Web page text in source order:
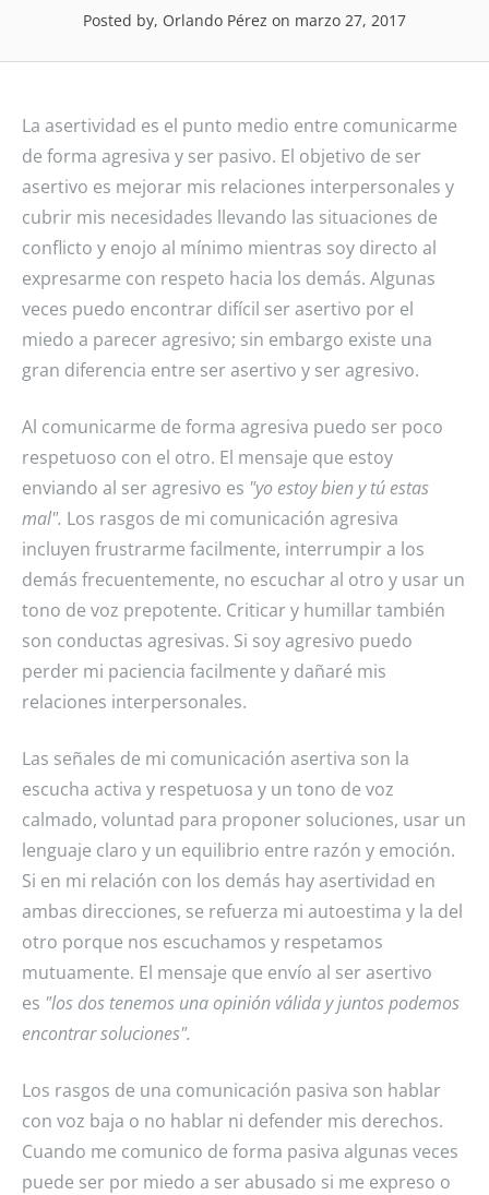
Posted by, Orlando Pérez on marzo 27, 2017
La asertividad es el punto medio entre comunicarme
de forma agresiva y ser pasivo. El objetivo de ser
asertivo es mejorar mis relaciones interpersonales y
cubrir mis necesidades llevando las situaciones de
conflicto y enojo al mínimo mientras soy directo al
expresarme con respeto hacia los demás. Algunas
veces puedo encontrar difícil ser asertivo por el
miedo a parecer agresivo; sin embargo existe una
gran diferencia entre ser asertivo y ser agresivo.
Al comunicarme de forma agresiva puedo ser poco
respetuoso con el otro. El mensaje que estoy
enviando al ser agresivo es "yo estoy bien y tú estas
mal". Los rasgos de mi comunicación agresiva
incluyen frustrarme facilmente, interrumpir a los
demás frecuentemente, no escuchar al otro y usar un
tono de voz prepotente. Criticar y humillar también
son conductas agresivas. Si soy agresivo puedo
perder mi paciencia facilmente y dañaré mis
relaciones interpersonales.
Las señales de mi comunicación asertiva son la
escucha activa y respetuosa y un tono de voz
calmado, voluntad para proponer soluciones, usar un
lenguaje claro y un equilibrio entre razón y emoción.
Si en mi relación con los demás hay asertividad en
ambas direcciones, se refuerza mi autoestima y la del
otro porque nos escuchamos y respetamos
mutuamente. El mensaje que envío al ser asertivo
es "los dos tenemos una opinión válida y juntos podemos
encontrar soluciones".
Los rasgos de una comunicación pasiva son hablar
con voz baja o no hablar ni defender mis derechos.
Cuando me comunico de forma pasiva algunas veces
puede ser por miedo a ser abusado si me expreso o